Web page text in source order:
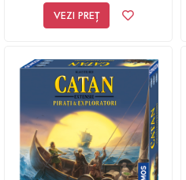
VEZI PREȚ